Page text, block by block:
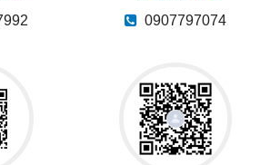
0907797074